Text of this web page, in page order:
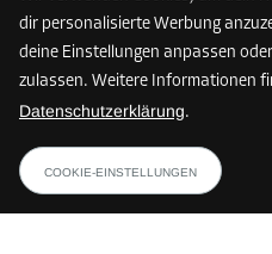
dir personalisierte Werbung
deine Einstellungen anpassen
zulassen. Weitere Informationen
Datenschutzerklärung.
COOKIE-EINSTELLUNGEN
Volumen: 15,4 m³
L: m B: 1,7m 2,8
115,59 EUR/Mon
38108 Braunschweig
34,84 EUR/Mon